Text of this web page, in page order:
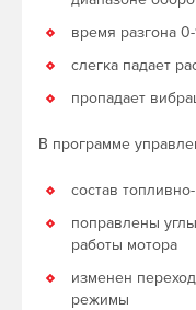
время разгона
слегка падает
пропадает
В программе
состав
поправлены
работы мотора
изменен
режимы